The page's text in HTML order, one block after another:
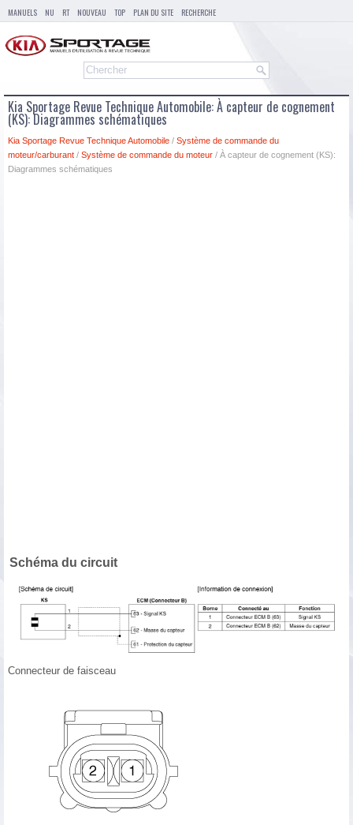
MANUELS NU RT NOUVEAU TOP PLAN DU SITE RECHERCHE
Kia Sportage Revue Technique Automobile: À capteur de cognement
(KS): Diagrammes schématiques
Kia Sportage Revue Technique Automobile / Système de commande du
moteur/carburant / Système de commande du moteur / À capteur de cognement (KS):
Diagrammes schématiques
Schéma du circuit
Connecteur de faisceau